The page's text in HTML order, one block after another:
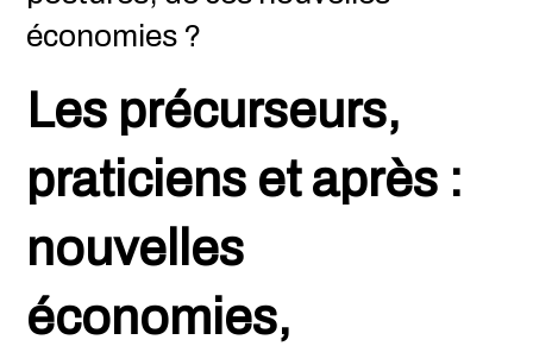
économies ?
Les précurseurs,
praticiens et après :
nouvelles
économies,